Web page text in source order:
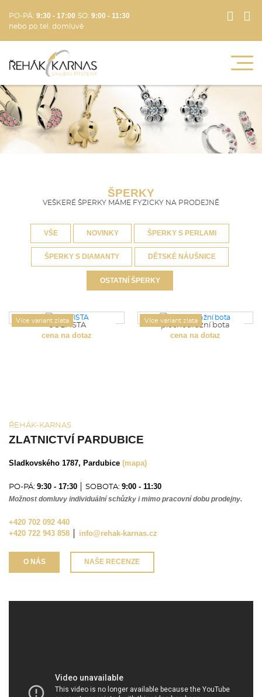
PO-PÁ: 9:30 - 17:00 SO: 9:00 - 11:30
nebo po tel. domluvě
ŠPERKY
VEŠKERÉ ŠPERKY MÁME FYZICKY NA PRODEJNĚ
VŠE NOVINKY ŠPERKY S PERLAMI
ŠPERKY S DIAMANTY DĚTSKÉ NÁUŠNICE
OSTATNÍ ŠPERKY
GOLFISTA
cena na dotaz
Více variant zlata
plochodrážní bota
cena na dotaz
Více variant zlata
ŘEHÁK-KARNAS
ZLATNICTVÍ PARDUBICE
Sladkovského 1787, Pardubice (mapa)
PO-PÁ: 9:30 - 17:30 │ SOBOTA: 9:00 - 11:30
Možnost domluvy individuální schůzky i mimo pracovní dobu prodejny.
+420 702 092 440
+420 722 943 858
info@rehak-karnas.cz
O NÁS NAŠE RECENZE